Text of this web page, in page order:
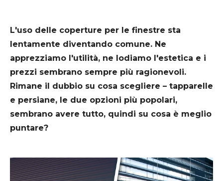
L'uso delle coperture per le finestre sta
lentamente diventando comune. Ne
apprezziamo l'utilità, ne lodiamo l'estetica e i
prezzi sembrano sempre più ragionevoli.
Rimane il dubbio su cosa scegliere – tapparelle
e persiane, le due opzioni più popolari,
sembrano avere tutto, quindi su cosa è meglio
puntare?